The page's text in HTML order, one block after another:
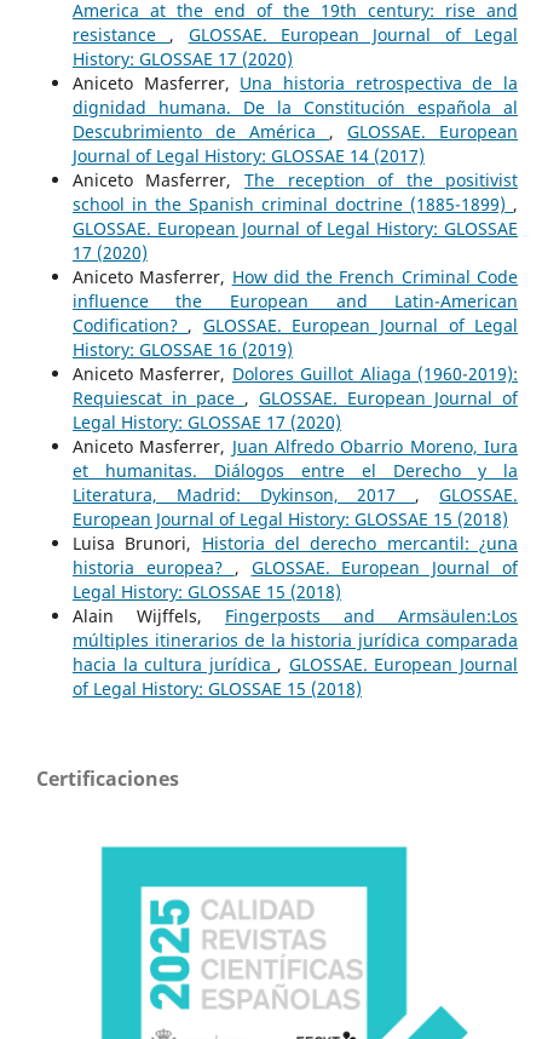
America at the end of the 19th century: rise and
resistance , GLOSSAE. European Journal of Legal
History: GLOSSAE 17 (2020)
Aniceto Masferrer, Una historia retrospectiva de la
dignidad humana. De la Constitución española al
Descubrimiento de América ,GLOSSAE. European
Journal of Legal History: GLOSSAE 14 (2017)
Aniceto Masferrer, The reception of the positivist
school in the Spanish criminal doctrine (1885-1899) ,
GLOSSAE. European Journal of Legal History: GLOSSAE
17 (2020)
Aniceto Masferrer, How did the French Criminal Code
influence the European and Latin-American
Codification? , GLOSSAE. European Journal of Legal
History: GLOSSAE 16 (2019)
Aniceto Masferrer, Dolores Guillot Aliaga (1960-2019):
Requiescat in pace , GLOSSAE. European Journal of
Legal History: GLOSSAE 17 (2020)
Aniceto Masferrer, Juan Alfredo Obarrio Moreno, Iura
et humanitas. Diálogos entre el Derecho y la
Literatura, Madrid: Dykinson, 2017 ,GLOSSAE.
European Journal of Legal History: GLOSSAE 15 (2018)
Luisa Brunori, Historia del derecho mercantil: ¿una
historia europea? , GLOSSAE. European Journal of
Legal History: GLOSSAE 15 (2018)
Alain Wijffels, Fingerposts and Armsäulen:Los
múltiples itinerarios de la historia jurídica comparada
hacia la cultura jurídica , GLOSSAE. European Journal
of Legal History: GLOSSAE 15 (2018)
Certificaciones